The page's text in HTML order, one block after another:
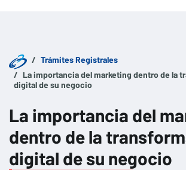
Trámites Registrales
La importancia del marketing dentro de la
digital de su negocio
La importancia del
dentro de la
digital de su negocio